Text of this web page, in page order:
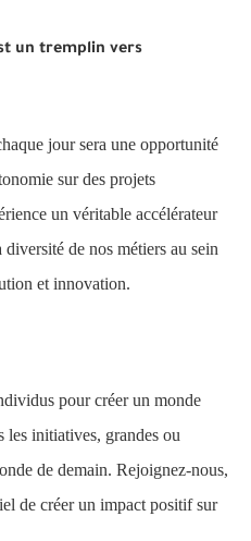
un tremplin vers
jour sera une opportunité
sur des projets
un véritable accélérateur
de nos métiers au sein
et innovation.
pour créer un monde
les initiatives, grandes ou
de demain. Rejoignez-nous,
de créer un impact positif sur